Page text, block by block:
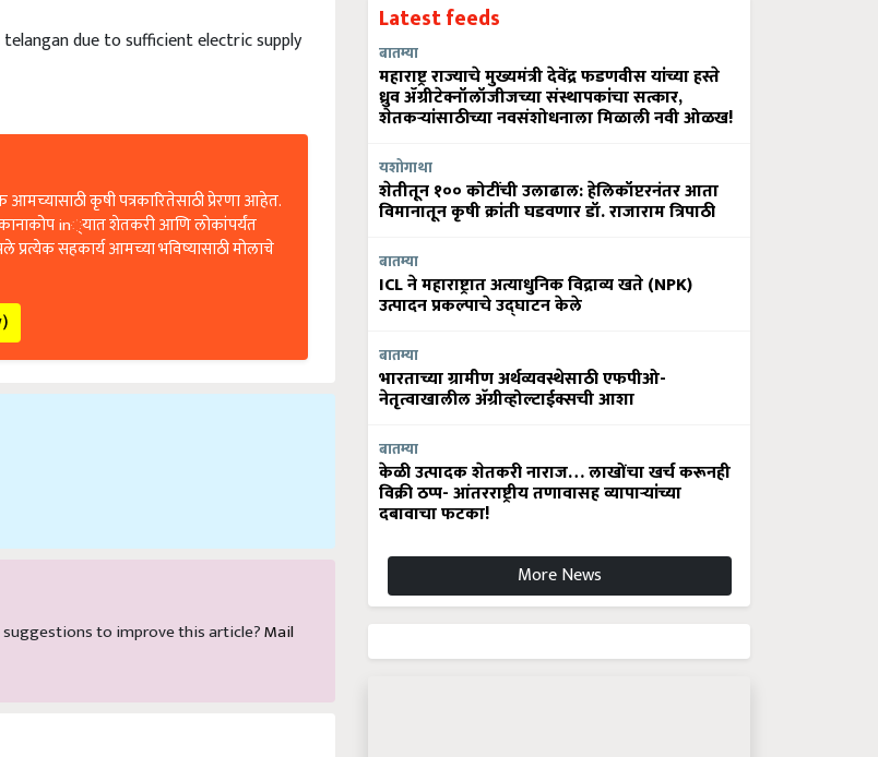
due to sufficient electric supply
कृषी पत्रकारितेसाठी प्रेरणा आहेत.
in्यात शेतकरी आणि लोकांपर्यंत
सहकार्य आमच्या भविष्यासाठी मोलाचे
suggestions to improve this article? Mail
Latest feeds
बातम्या
महाराष्ट्र राज्याचे मुख्यमंत्री देवेंद्र फडणवीस यांच्या हस्ते
ध्रुव ॲग्रीटेक्नॉलॉजीजच्या संस्थापकांचा सत्कार,
शेतकऱ्यांसाठीच्या नवसंशोधनाला मिळाली नवी ओळख!
यशोगाथा
शेतीतून १०० कोटींची उलाढाल: हेलिकॉप्टरनंतर आता
विमानातून कृषी क्रांती घडवणार डॉ. राजाराम त्रिपाठी
बातम्या
ICL ने महाराष्ट्रात अत्याधुनिक विद्राव्य खते (NPK)
उत्पादन प्रकल्पाचे उद्घाटन केले
बातम्या
भारताच्या ग्रामीण अर्थव्यवस्थेसाठी एफपीओ-
नेतृत्वाखालील अ‍ॅग्रीव्होल्टाईक्सची आशा
बातम्या
केळी उत्पादक शेतकरी नाराज… लाखोंचा खर्च करूनही
विक्री ठप्प- आंतरराष्ट्रीय तणावासह व्यापाऱ्यांच्या
दबावाचा फटका!
More News